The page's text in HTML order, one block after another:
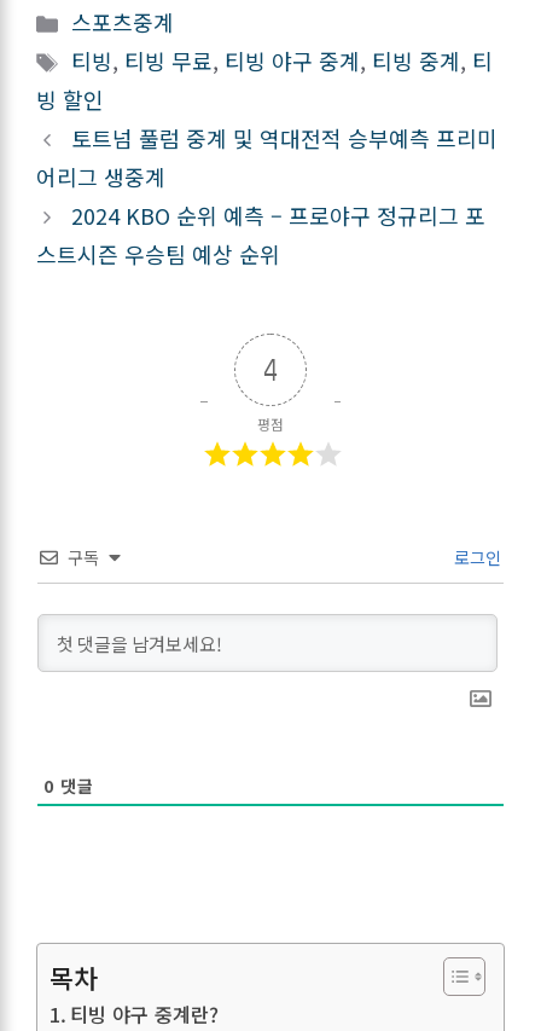
카
테
고
리
스포츠중계
태
그
티빙, 티빙 무료, 티빙 야구 중계, 티빙 중계, 티
빙 할인
토트넘 풀럼 중계 및 역대전적 승부예측 프리미
어리그 생중계
2024 KBO 순위 예측 – 프로야구 정규리그 포
스트시즌 우승팀 예상 순위
4
평점
구독 로그인
0 댓글
목차
티빙 야구 중계란?